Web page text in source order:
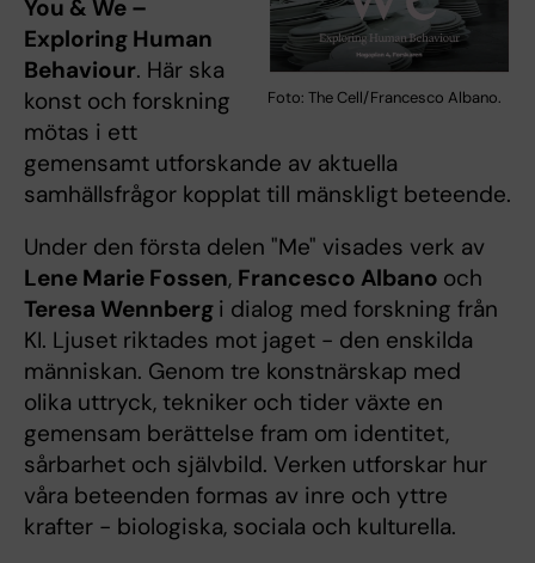
Foto: The Cell/Francesco Albano.
You & We –
Exploring Human
Behaviour. Här ska
konst och forskning
mötas i ett
gemensamt utforskande av aktuella
samhällsfrågor kopplat till mänskligt beteende.
Under den första delen "Me" visades verk av
Lene Marie Fossen, Francesco Albano och
Teresa Wennberg i dialog med forskning från
KI. Ljuset riktades mot jaget - den enskilda
människan. Genom tre konstnärskap med
olika uttryck, tekniker och tider växte en
gemensam berättelse fram om identitet,
sårbarhet och självbild. Verken utforskar hur
våra beteenden formas av inre och yttre
krafter - biologiska, sociala och kulturella.